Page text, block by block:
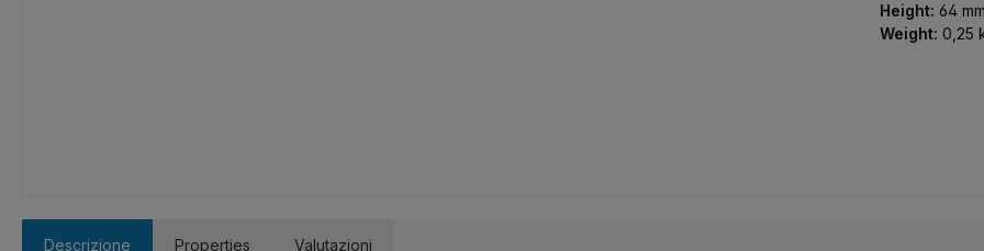
Height: 64 mm
Weight: 0,25
Descrizione Properties Valutazioni